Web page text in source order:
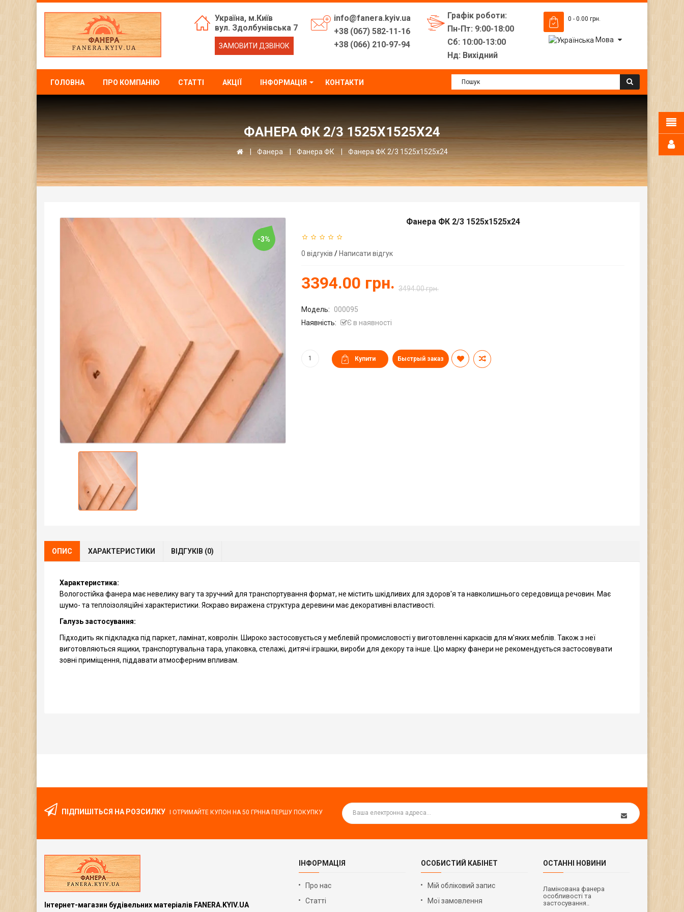
Україна, м.Київ
вул. Здолбунівська 7
ЗАМОВИТИ ДЗВІНОК
info@fanera.kyiv.ua
+38 (067) 582-11-16
+38 (066) 210-97-94
Графік роботи:
Пн-Пт: 9:00-18:00
Сб: 10:00-13:00
Нд: Вихідний
0 - 0.00 грн.
Мова
ГОЛОВНА ПРО КОМПАНІЮ СТАТТІ АКЦІЇ ІНФОРМАЦІЯ КОНТАКТИ
ФАНЕРА ФК 2/3 1525Х1525Х24
Фанера Фанера ФК Фанера ФК 2/3 1525х1525х24
-3%
Фанера ФК 2/3 1525х1525х24
0 відгуків / Написати відгук
3394.00 грн. 3494.00 грн.
Модель:
000095
Наявність:
Є в наявності
Быстрый заказ
ОПИС ХАРАКТЕРИСТИКИ ВІДГУКІВ (0)
Характеристика:
Вологостійка фанера має невелику вагу та зручний для транспортування формат, не містить шкідливих для здоров'я та навколишнього середовища речовин. Має
шумо- та теплоізоляційні характеристики. Яскраво виражена структура деревини має декоративні властивості.
Галузь застосування:
Підходить як підкладка під паркет, ламінат, ковролін. Широко застосовується у меблевій промисловості у виготовленні каркасів для м'яких меблів. Також з неї
виготовляються ящики, транспортувальна тара, упаковка, стелажі, дитячі іграшки, вироби для декору та інше. Цю марку фанери не рекомендується застосовувати
зовні приміщення, піддавати атмосферним впливам.
ПІДПИШІТЬСЯ НА РОЗСИЛКУ І ОТРИМАЙТЕ КУПОН НА50 ГРН НА ПЕРШУ ПОКУПКУ
Інтернет-магазин будівельних матеріалів FANERA.KYIV.UA
ІНФОРМАЦІЯ
Про нас
Статті
ОСОБИСТИЙ КАБІНЕТ
Мій обліковий запис
Мої замовлення
ОСТАННІ НОВИНИ
Ламінована фанера
особливості та
застосування..